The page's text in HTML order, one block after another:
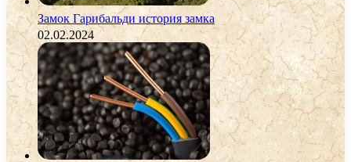
Замок Гарибальди история замка
02.02.2024